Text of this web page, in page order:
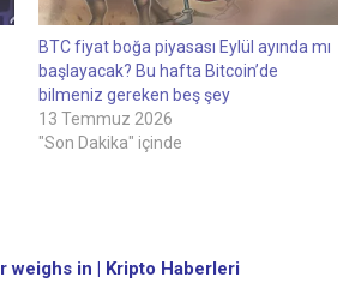
BTC fiyat boğa piyasası Eylül ayında mı
başlayacak? Bu hafta Bitcoin’de
bilmeniz gereken beş şey
13 Temmuz 2026
"Son Dakika" içinde
weighs in | Kripto Haberleri